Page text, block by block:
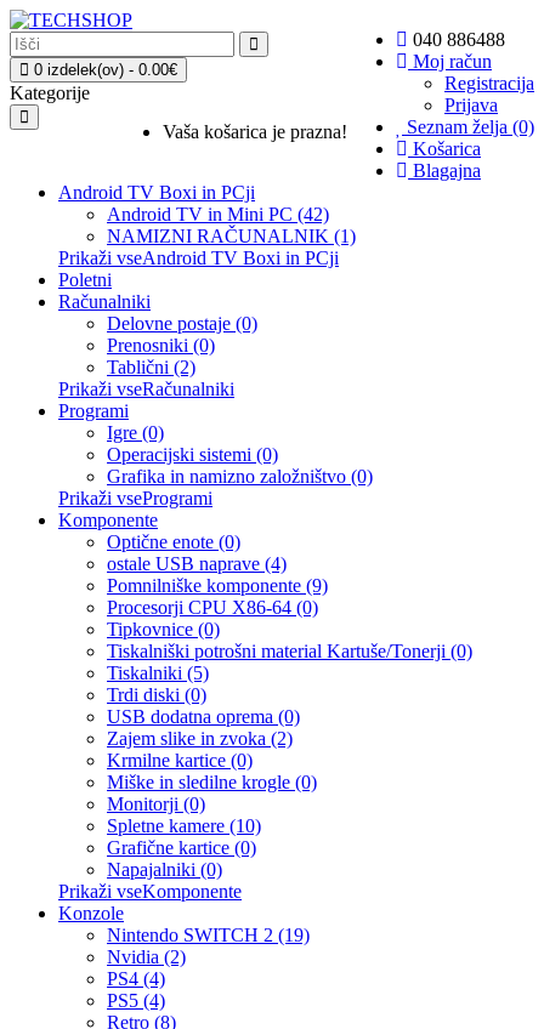
040 886488
Moj račun
Registracija
Prijava
Seznam želja (0)
Košarica
Blagajna
0 izdelek(ov) - 0.00€
Vaša košarica je prazna!
Kategorije
Android TV Boxi in PCji
Android TV in Mini PC (42)
NAMIZNI RAČUNALNIK (1)
Prikaži vseAndroid TV Boxi in PCji
Poletni
Računalniki
Delovne postaje (0)
Prenosniki (0)
Tablični (2)
Prikaži vseRačunalniki
Programi
Igre (0)
Operacijski sistemi (0)
Grafika in namizno založništvo (0)
Prikaži vseProgrami
Komponente
Optične enote (0)
ostale USB naprave (4)
Pomnilniške komponente (9)
Procesorji CPU X86-64 (0)
Tipkovnice (0)
Tiskalniški potrošni material Kartuše/Tonerji (0)
Tiskalniki (5)
Trdi diski (0)
USB dodatna oprema (0)
Zajem slike in zvoka (2)
Krmilne kartice (0)
Miške in sledilne krogle (0)
Monitorji (0)
Spletne kamere (10)
Grafične kartice (0)
Napajalniki (0)
Prikaži vseKomponente
Konzole
Nintendo SWITCH 2 (19)
Nvidia (2)
PS4 (4)
PS5 (4)
Retro (8)